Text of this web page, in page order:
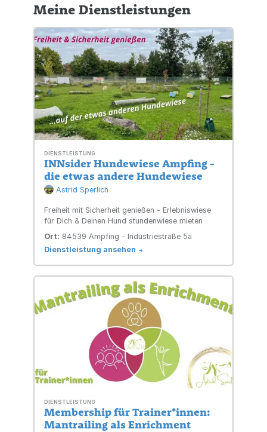
Meine Dienstleistungen
DIENSTLEISTUNG
INNsider Hundewiese Ampfing -
die etwas andere Hundewiese
Astrid Sperlich
Freiheit mit Sicherheit genießen - Erlebniswiese
für Dich & Deinen Hund stundenwiese mieten
Ort: 84539 Ampfing - Industriestraße 5a
Dienstleistung ansehen ->
DIENSTLEISTUNG
Membership für Trainer*innen:
Mantrailing als Enrichment